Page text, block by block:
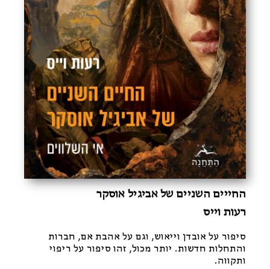
החייים השניים של אביגיל אוסקר
רעות וייס
סיפור על אובדן וייאוש, וגם על אהבת אם, חברות
והתחלות חדשות. יותר מכול, זהו סיפור על ריפוי
ותקווה.